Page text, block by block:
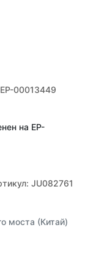
00013449
на EP-
JU082761
моста (Китай)